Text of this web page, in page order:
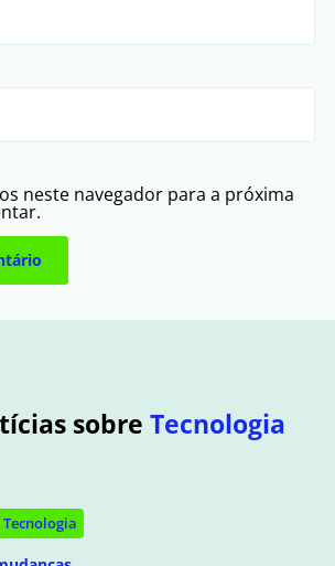
neste navegador para a próxima
sobre Tecnologia
Tecnologia